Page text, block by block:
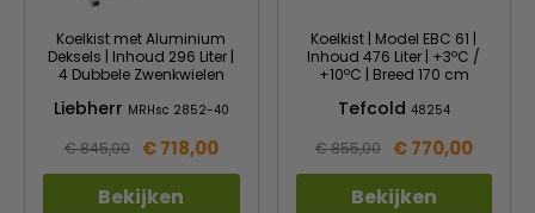
Koelkist met Aluminium
Deksels | Inhoud 296 Liter |
4 Dubbele Zwenkwielen
Liebherr MRHsc 2852-40
€ 845,00 € 718,00
Bekijken
Koelkist | Model EBC 61 |
Inhoud 476 Liter | +3ºC /
+10ºC | Breed 170 cm
Tefcold 48254
€ 855,00 € 770,00
Bekijken